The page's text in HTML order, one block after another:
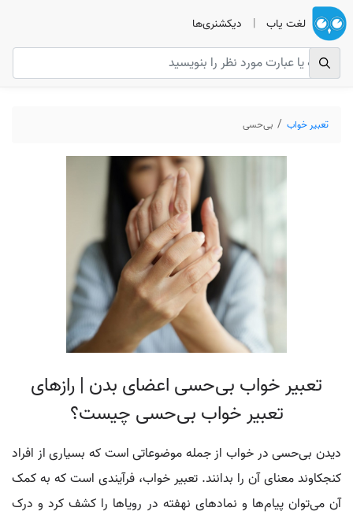
لغت یاب | دیکشنری‌ها
تعبیر خواب بی‌حسی
تعبیر خواب بی‌حسی اعضای بدن | رازهای
تعبیر خواب بی‌حسی چیست؟
دیدن بی‌حسی در خواب از جمله موضوعاتی است که بسیاری از افراد
کنجکاوند معنای آن را بدانند. تعبیر خواب، فرآیندی است که به کمک
آن می‌توان پیام‌ها و نمادهای نهفته در رویاها را کشف کرد و درک